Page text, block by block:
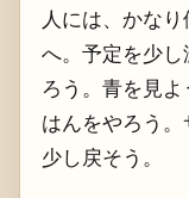
人には、かな
へ。予定を少
ろう。青を見
はんをやろう
少し戻そう。